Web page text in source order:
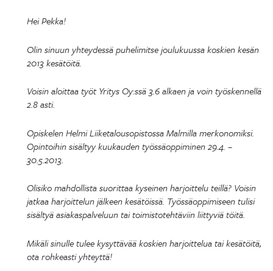
Hei Pekka!
Olin sinuun yhteydessä puhelimitse joulukuussa koskien kesän
2013 kesätöitä.
Voisin aloittaa työt Yritys Oy:ssä 3.6 alkaen ja voin työskennellä
2.8 asti.
Opiskelen Helmi Liiketalousopistossa Malmilla merkonomiksi.
Opintoihin sisältyy kuukauden työssäoppiminen 29.4. –
30.5.2013.
Olisiko mahdollista suorittaa kyseinen harjoittelu teillä? Voisin
jatkaa harjoittelun jälkeen kesätöissä. Työssäoppimiseen tulisi
sisältyä asiakaspalveluun tai toimistotehtäviin liittyviä töitä.
Mikäli sinulle tulee kysyttävää koskien harjoittelua tai kesätöitä,
ota rohkeasti yhteyttä!